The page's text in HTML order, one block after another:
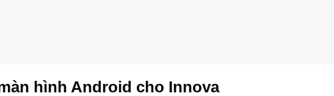
hình Android cho Innova